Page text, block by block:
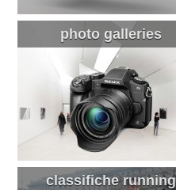
photo galleries
classifiche running